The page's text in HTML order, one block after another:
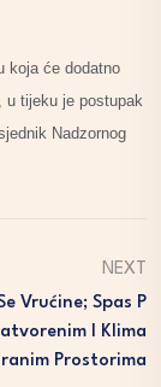
koja će dodatno
u tijeku je postupak
Nadzornog
NEXT
Vrućine; Spas P
I Klima
Prostorima